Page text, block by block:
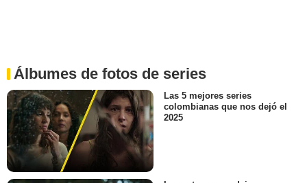
Álbumes de fotos de series
Las 5 mejores series
colombianas que nos dejó el
2025